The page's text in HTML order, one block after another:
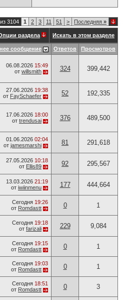
3104 1 2 3 11 51 > Последняя »
раздела Искать в этом разделе
сообщение Ответов Просмотров
06.08.2026 15:49
от willsmith 324 399,442
27.06.2026 19:38
от FaySchaefer 52 192,335
17.06.2026 18:00
от trendusai 376 489,500
01.06.2026 02:04
от jamesmarshi 81 291,618
27.05.2026 10:18
от Ellis89 92 295,567
13.03.2026 21:19
от iwiinmenu 177 444,664
Сегодня 19:26
от Romdastt 0 1
Сегодня 19:18
от farizali 229 9,084
Сегодня 19:15
от Romdastt 0 1
Сегодня 19:03
от Romdastt 0 1
Сегодня 18:51
от Romdastt 0 3